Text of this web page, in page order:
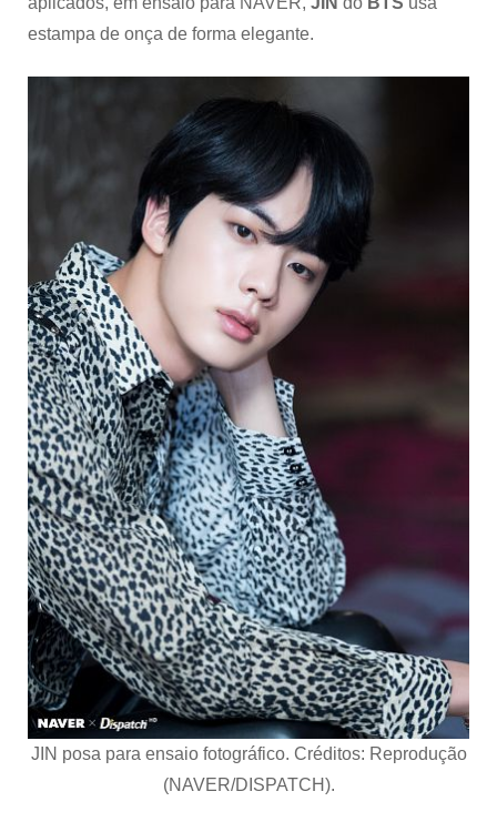
estampa de onça de forma elegante.
JIN posa para ensaio fotográfico. Créditos: Reprodução
(NAVER/DISPATCH).